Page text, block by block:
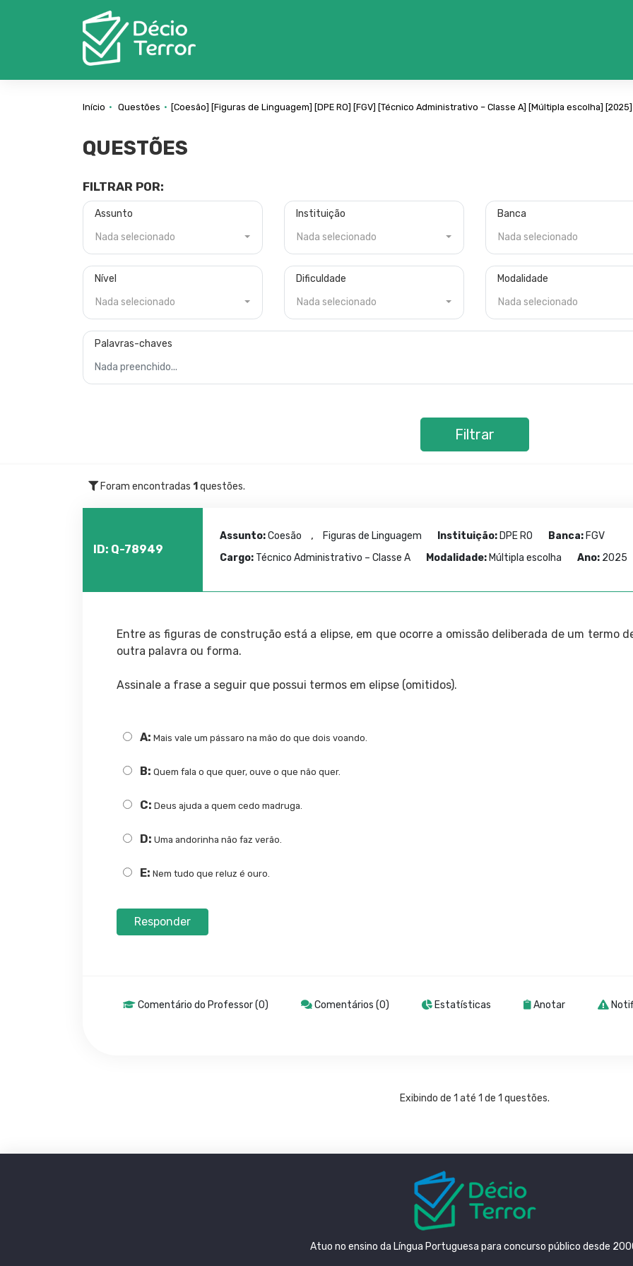
Início Questões [Coesão] [Figuras de Linguagem] [DPE RO] [FGV] [Técnico Administrativo – Classe A] [Múltipla escolha] [2025]
QUESTÕES
FILTRAR POR:
Assunto
Nada selecionado
Instituição
Nada selecionado
Banca
Nada selecionado
Nível
Nada selecionado
Dificuldade
Nada selecionado
Modalidade
Nada selecionado
Palavras-chaves
Filtrar
Foram encontradas 1 questões.
ID: Q-78949
Assunto:Coesão , Figuras de Linguagem Instituição: DPE RO Banca: FGV
Cargo: Técnico Administrativo – Classe A Modalidade: Múltipla escolha Ano: 2025
Entre as figuras de construção está a elipse, em que ocorre a omissão deliberada de um termo
outra palavra ou forma.
Assinale a frase a seguir que possui termos em elipse (omitidos).
A: Mais vale um pássaro na mão do que dois voando.
B: Quem fala o que quer, ouve o que não quer.
C: Deus ajuda a quem cedo madruga.
D: Uma andorinha não faz verão.
E: Nem tudo que reluz é ouro.
Responder
Comentário do Professor (0) Comentários (0) Estatísticas Anotar
Exibindo de 1 até 1 de 1 questões.
Atuo no ensino da Língua Portuguesa para concurso público desde